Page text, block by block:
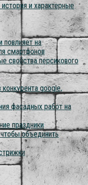
и характерные
повлияет на
смартфонов
свойства персикового
google,
фасадных работ на
праздники
объединить